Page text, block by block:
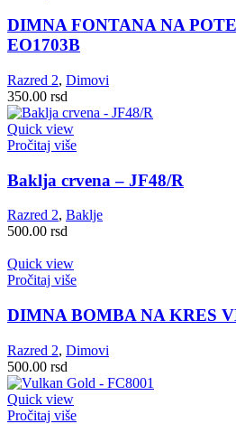
DIMNA FONTANA NA
EO1703B
Razred 2, Dimovi
350.00 rsd
Quick view
Pročitaj više
Baklja crvena – JF48/R
Razred 2, Baklje
500.00 rsd
Quick view
Pročitaj više
DIMNA BOMBA NA KRES
Razred 2, Dimovi
500.00 rsd
Quick view
Pročitaj više